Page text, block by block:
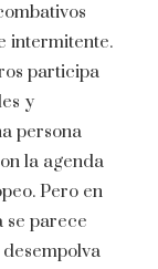
intermitente.
participa
y
persona
la agenda
Pero en
se parece